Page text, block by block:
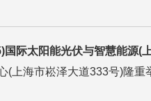
)国际太阳能光伏与智慧能源(
(上海市崧泽大道333号)隆重